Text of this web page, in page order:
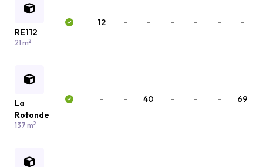
RE112
21 m2
12 - - - - - -
La
Rotonde
137 m2
- - 40 - - - 69